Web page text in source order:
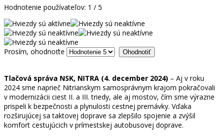
Hodnotenie používateľov: 1 / 5
Prosím, ohodnoťte
Tlačová správa NSK, NITRA (4. december 2024) – Aj v roku
2024 sme naprieč Nitrianskym samosprávnym krajom pokračovali
v modernizácii ciest II. a III. triedy, ale aj mostov, čím sme výrazne
prispeli k bezpečnosti a plynulosti cestnej premávky. Vďaka
rozširujúcej sa taktovej doprave sa zlepšilo spojenie a zvýšil
komfort cestujúcich v prímestskej autobusovej doprave.